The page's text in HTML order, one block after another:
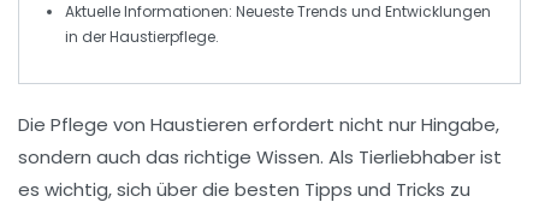
Aktuelle Informationen: Neueste Trends und Entwicklungen
in der Haustierpflege.
Die Pflege von Haustieren erfordert nicht nur Hingabe,
sondern auch das richtige Wissen. Als Tierliebhaberist
es wichtig, sich über die besten Tipps und Tricks zu